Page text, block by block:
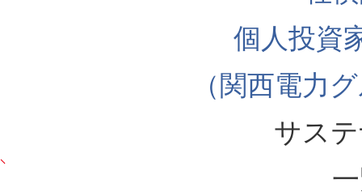
個人投資
（関西電力
サス